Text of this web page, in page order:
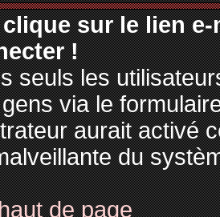
sur le lien
!
seuls les
via le
aurait activé
du
de page